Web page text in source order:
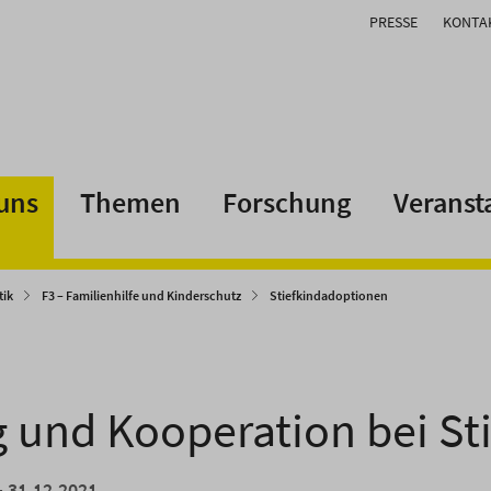
PRESSE
Themen Forschung
F3 – Familienhilfe und Kinderschutz Stiefkindadoptionen
und Kooperation bei